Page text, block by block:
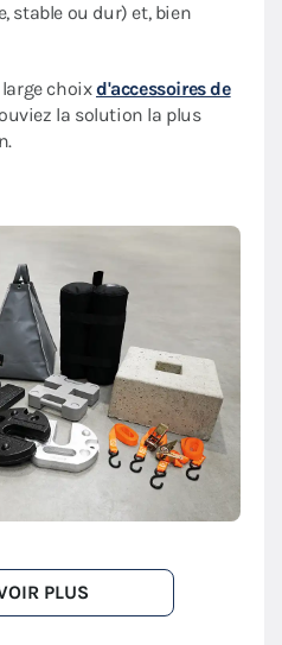
stable ou dur) et, bien
choixd'accessoires de
la solution la plus
PLUS